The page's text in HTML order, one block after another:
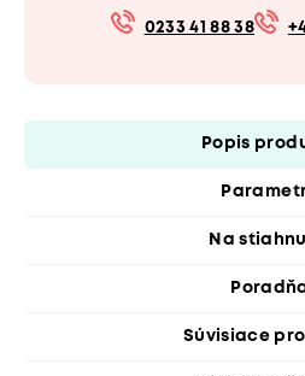
0233 41 88 38
Popis
Na
Súvisiace